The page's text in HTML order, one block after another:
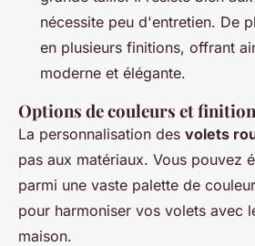
nécessite peu d'entretien. De
en plusieurs finitions, offrant
moderne et élégante.
Options de couleurs et
La personnalisation des volets
pas aux matériaux. Vous pouvez
parmi une vaste palette de
pour harmoniser vos volets avec
maison.